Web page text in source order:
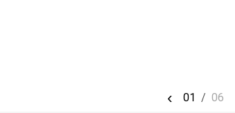
‹ 01 / 06